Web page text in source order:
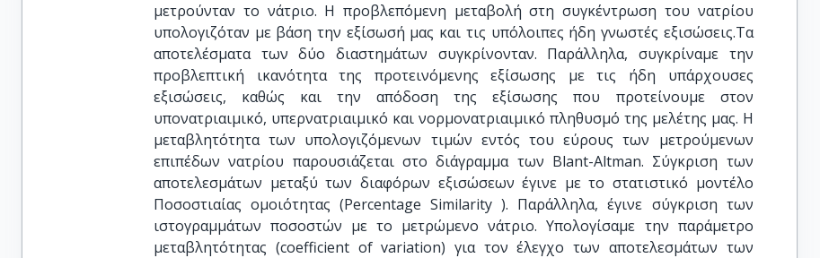
μετρούνταν το νάτριο. Η προβλεπόμενη μεταβολή στη συγκέντρωση του νατρίου
υπολογιζόταν με βάση την εξίσωσή μας και τις υπόλοιπες ήδη γνωστές εξισώσεις.Τα
αποτελέσματα των δύο διαστημάτων συγκρίνονταν. Παράλληλα, συγκρίναμε την
προβλεπτική ικανότητα της προτεινόμενης εξίσωσης με τις ήδη υπάρχουσες
εξισώσεις, καθώς και την απόδοση της εξίσωσης που προτείνουμε στον
υπονατριαιμικό, υπερνατριαιμικό και νορμονατριαιμικό πληθυσμό της μελέτης μας. Η
μεταβλητότητα των υπολογιζόμενων τιμών εντός του εύρους των μετρούμενων
επιπέδων νατρίου παρουσιάζεται στο διάγραμμα των Blant-Altman. Σύγκριση των
αποτελεσμάτων μεταξύ των διαφόρων εξισώσεων έγινε με το στατιστικό μοντέλο
Ποσοστιαίας ομοιότητας (Percentage Similarity ). Παράλληλα, έγινε σύγκριση των
ιστογραμμάτων ποσοστών με το μετρώμενο νάτριο. Υπολογίσαμε την παράμετρο
μεταβλητότητας (coefficient of variation) για τον έλεγχο των αποτελεσμάτων των